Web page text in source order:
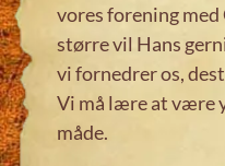
vores forening
større vil Hans
vi fornedrer os,
Vi må lære at være
måde.